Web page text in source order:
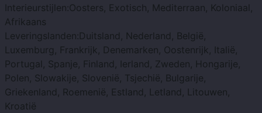
Interieurstijlen:Oosters, Exotisch, Mediterraan, Koloniaal,
Afrikaans
Leveringslanden:Duitsland, Nederland, België,
Luxemburg, Frankrijk, Denemarken, Oostenrijk, Italië,
Portugal, Spanje, Finland, Ierland, Zweden, Hongarije,
Polen, Slowakije, Slovenië, Tsjechië, Bulgarije,
Griekenland, Roemenië, Estland, Letland, Litouwen,
Kroatië